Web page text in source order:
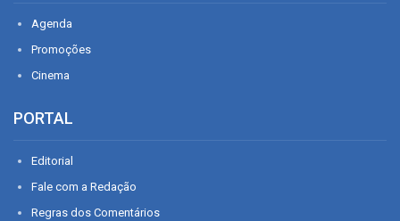
Agenda
Promoções
Cinema
PORTAL
Editorial
Fale com a Redação
Regras dos Comentários